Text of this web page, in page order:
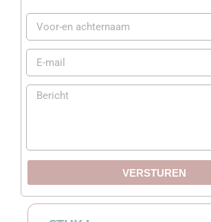
VERSTUREN